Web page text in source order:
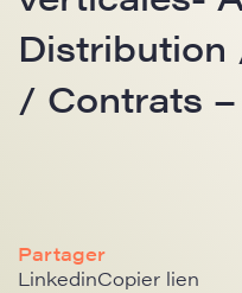
/ Contrats
Partager
LinkedinCopier lien